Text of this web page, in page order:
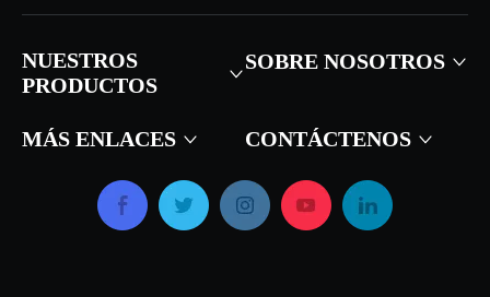
NUESTROS
PRODUCTOS
SOBRE NOSOTROS
MÁS ENLACES CONTÁCTENOS